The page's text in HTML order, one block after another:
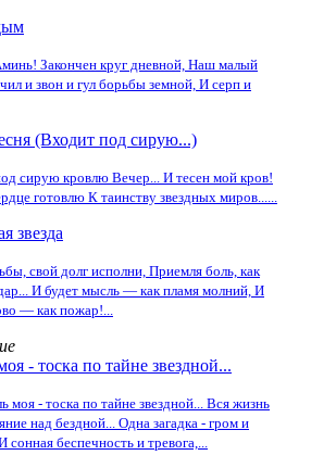
Закончен круг дневной, Наш малый
и звон и гул борьбы земной, И серп и
(Входит под сирую...)
сирую кровлю Вечер... И тесен мой кров!
готовлю К таинству звездных миров......
звезда
свой долг исполни, Приемля боль, как
И будет мысль — как пламя молний, И
— как пожар!...
- тоска по тайне звездной...
моя - тоска по тайне звездной... Вся жизнь
над бездной... Одна загадка - гром и
сонная беспечность и тревога,...